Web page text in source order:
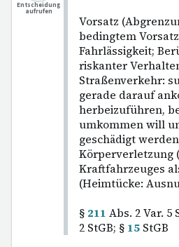
Vorsatz
bedingtem
Fahrlässigkeit;
riskanter
Straßenverkehr:
gerade darauf
herbeizuführen,
umkommen will
geschädigt
Körperverletzung
Kraftfahrzeuges
(Heimtücke:
§ 211 Abs. 2 Var. 5
2 StGB; § 15 StGB
Entscheidung
aufrufen